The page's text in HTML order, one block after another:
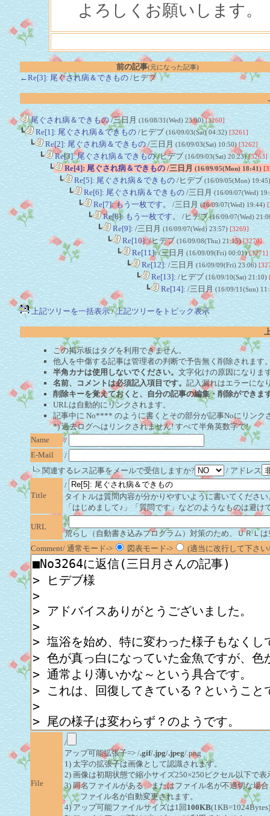
よろしくお願いします。
前の記事(元になった記事)
←Re[3]: 尾ぐされ病＆できもの/ヒデブ
尾ぐされ病＆できもの/三日月 (16/08/31(Wed) 23:00)[3260]
┗ Re[1]: 尾ぐされ病＆できもの/ヒデブ (16/09/03(Sat) 04:32) [3261]
┗ Re[2]: 尾ぐされ病＆できもの/三日月 (16/09/03(Sat) 10:50) [3262]
┗ Re[3]: 尾ぐされ病＆できもの/ヒデブ (16/09/03(Sat) 20:23)[3263]
┗ Re[4]: 尾ぐされ病＆できもの/三日月 (16/09/05(Mon) 18:41)
┗ Re[5]: 尾ぐされ病＆できもの/ヒデブ (16/09/05(Mon)
┗ Re[6]: 尾ぐされ病＆できもの/三日月 (16/09/07(Wed)
┗ Re[7]: もう一枚です。 /三日月 (16/09/07(Wed) 19:44)
┗ Re[8]: もう一枚です。 /ヒデブ(16/09/07(Wed)
┗ Re[9]: /三日月 (16/09/07(Wed) 23:57) [3269]
┗ Re[10]:/ヒデブ(16/09/08(Thu) 21:15)[3270]
┗ Re[11]:/三日月 (16/09/09(Fri) 00:01)[3271]
┗ Re[12]: /三日月 (16/09/09(Fri) 23:06)
┗ Re[13]: /ヒデブ (16/09/10(Sat) 21:10)
┗ Re[14]: /三日月 (16/09/11(Sun)
上記ツリーを一括表示/上記ツリーをトピック表示
この掲示板はタグを利用できません。
他人を中傷する記事は管理者の判断で予告無く削除されます
半角カナは使用しないでください。 文字化けの原因になりま
名前、コメントは必須記入項目です。 記入漏れはエラーにな
削除キーを覚えておくと、自分の記事の編集・削除ができま
URLは自動的にリンクされます。
記事中に No**** のように書くとその部分が記事Noにリン
*) 過去ログへはリンクされません! すべて半角英数字で!
Name
/
E-Mail
/
└> 関連するレス記事をメールで受信しますか?
/ アドレス
Title
/
タイトルは質問内容が分かりやすいように書いてください
「はじめまして♪」「質問です」などのようなものは避け
URL
/
荒らし（自動書き込みプログラム）対策のため、ＵＲＬ
Comment/ 通常モード->
図表モード-> (適当に改行して下さ
File
/
アップ可能拡張子=> /.gif/.jpg/.jpeg/.png
1) 太字の拡張子は画像として認識されます。
2) 画像は初期状態で縮小サイズ250×250ピクセル以下で表
3) 同名ファイルがある、またはファイル名が不適切な場
ファイル名が自動変更されます。
4) アップ可能ファイルサイズは1回 100KB